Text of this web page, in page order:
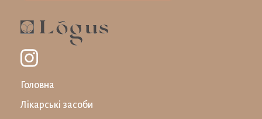
Головна
Лікарські засоби